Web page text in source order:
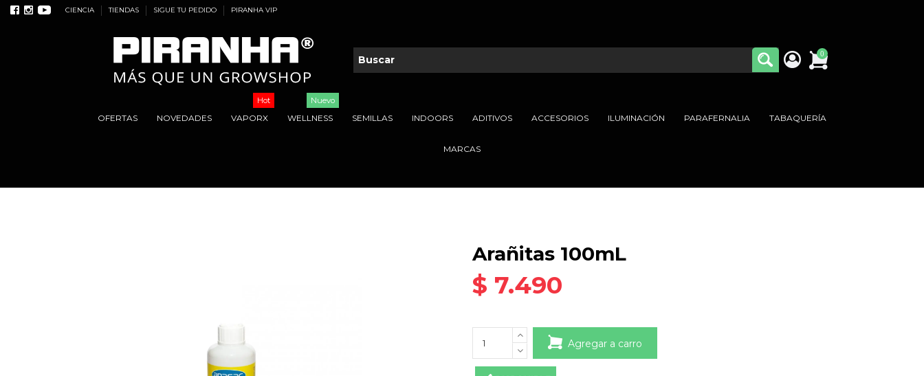
CIENCIA TIENDAS SIGUE TU PEDIDO PIRANHA VIP
0
OFERTAS NOVEDADES VAPORX
Hot
WELLNESS
Nuevo
SEMILLAS INDOORS ADITIVOS ACCESORIOS ILUMINACIÓN PARAFERNALIA TABAQUERÍA
MARCAS
Arañitas 100mL
$ 7.490
Agregar a carro